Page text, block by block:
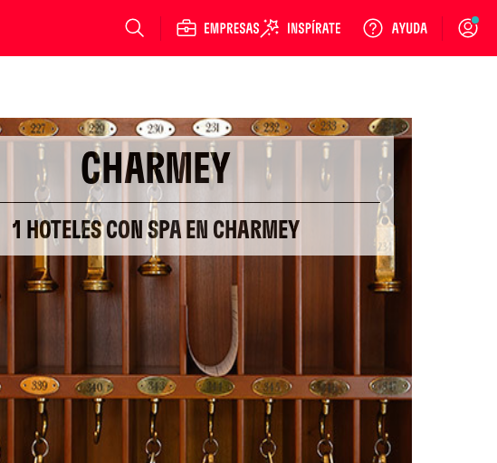
Login
CHARMEY
1 HOTELES CON SPA EN CHARMEY